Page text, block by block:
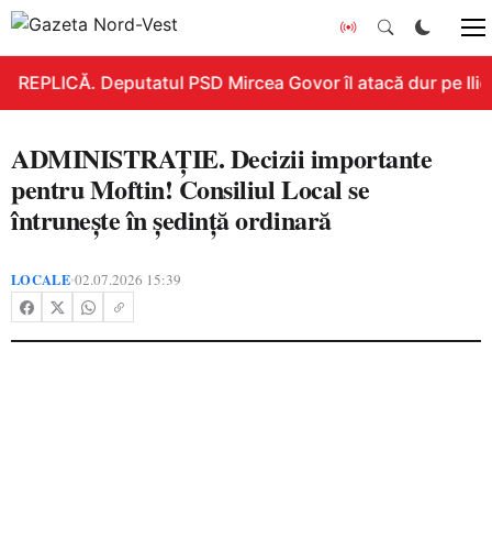
REPLICĂ. Deputatul PSD Mircea Govor îl atacă dur pe
ADMINISTRAȚIE. Decizii importante
pentru Moftin! Consiliul Local se
întrunește în ședință ordinară
LOCALE•02.07.2026 15:39